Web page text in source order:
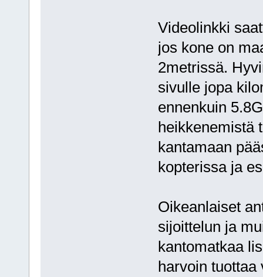
Videolinkki
jos kone on
2metrissä.
sivulle jopa
ennenkuin
heikkenemistä
kantamaan
kopterissa ja
Oikeanlaiset
sijoittelun ja
kantomatkaa
harvoin tuottaa